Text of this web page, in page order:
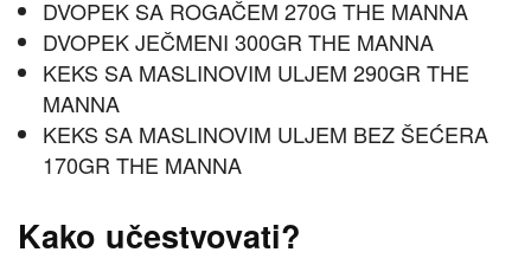
DVOPEK SA ROGAČEM 270G THE MANNA
DVOPEK JEČMENI 300GR THE MANNA
KEKS SA MASLINOVIM ULJEM 290GR THE
MANNA
KEKS SA MASLINOVIM ULJEM BEZ ŠEĆERA
170GR THE MANNA
Kako učestvovati?